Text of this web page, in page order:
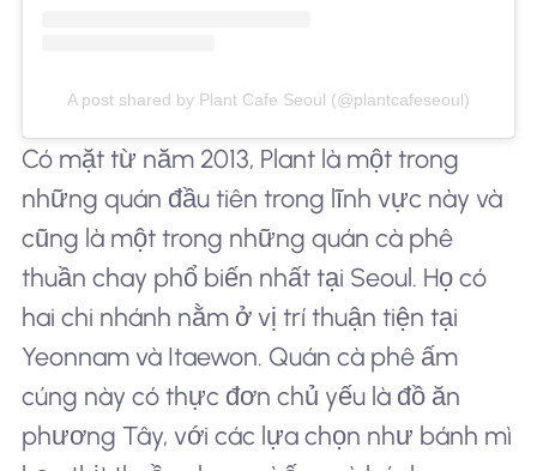
A post shared by Plant Cafe Seoul (@plantcafeseoul)
Có mặt từ năm 2013, Plant là một trong
những quán đầu tiên trong lĩnh vực này và
cũng là một trong những quán cà phê
thuần chay phổ biến nhất tại Seoul. Họ có
hai chi nhánh nằm ở vị trí thuận tiện tại
Yeonnam và Itaewon. Quán cà phê ấm
cúng này có thực đơn chủ yếu là đồ ăn
phương Tây, với các lựa chọn như bánh mì